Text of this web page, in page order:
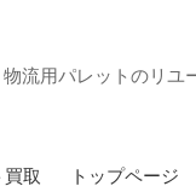
物流用パレットのリユ
取 トップページ